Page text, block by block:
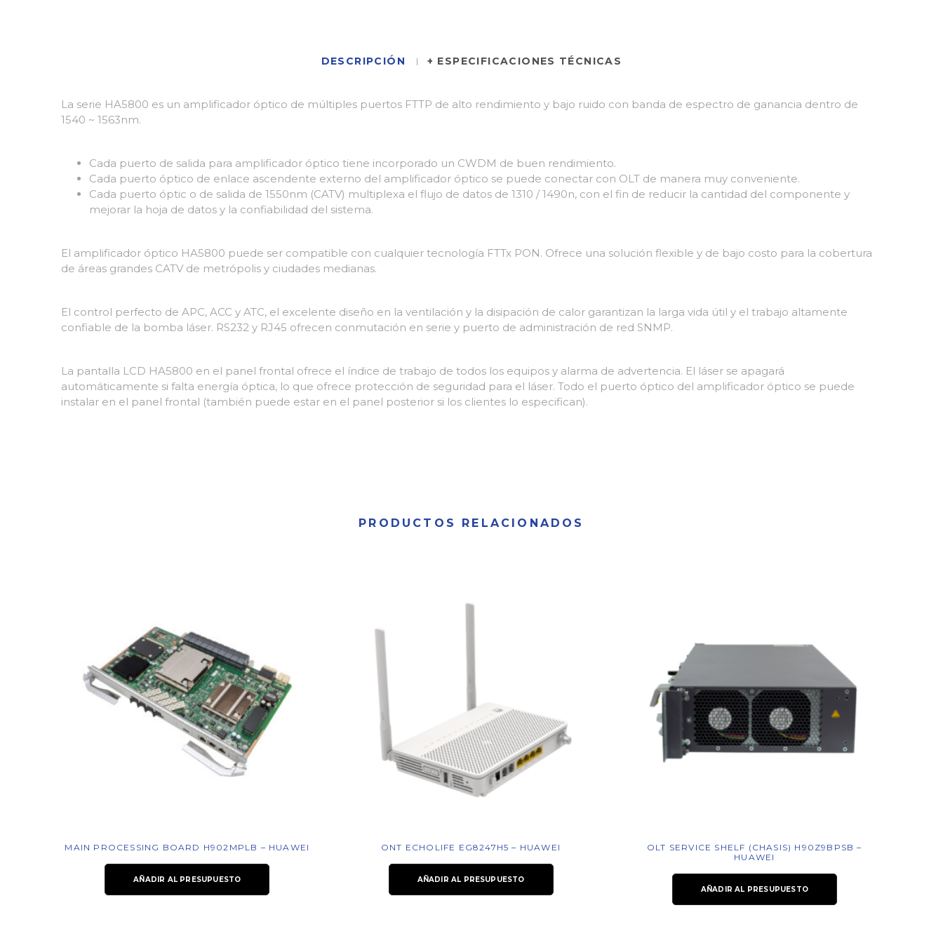
DESCRIPCIÓN + ESPECIFICACIONES TÉCNICAS
La serie HA5800 es un amplificador óptico de múltiples puertos FTTP de alto rendimiento y bajo ruido con banda de espectro de ganancia dentro de
1540 ~ 1563nm.
Cada puerto de salida para amplificador óptico tiene incorporado un CWDM de buen rendimiento.
Cada puerto óptico de enlace ascendente externo del amplificador óptico se puede conectar con OLT de manera muy conveniente.
Cada puerto óptic o de salida de 1550nm (CATV) multiplexa el flujo de datos de 1310 / 1490n, con el fin de reducir la cantidad del componente y
mejorar la hoja de datos y la confiabilidad del sistema.
El amplificador óptico HA5800 puede ser compatible con cualquier tecnología FTTx PON. Ofrece una solución flexible y de bajo costo para la cobertura
de áreas grandes CATV de metrópolis y ciudades medianas.
El control perfecto de APC, ACC y ATC, el excelente diseño en la ventilación y la disipación de calor garantizan la larga vida útil y el trabajo altamente
confiable de la bomba láser. RS232 y RJ45 ofrecen conmutación en serie y puerto de administración de red SNMP.
La pantalla LCD HA5800 en el panel frontal ofrece el índice de trabajo de todos los equipos y alarma de advertencia. El láser se apagará
automáticamente si falta energía óptica, lo que ofrece protección de seguridad para el láser. Todo el puerto óptico del amplificador óptico se puede
instalar en el panel frontal (también puede estar en el panel posterior si los clientes lo especifican).
PRODUCTOS RELACIONADOS
MAIN PROCESSING BOARD H902MPLB – HUAWEI
AÑADIR AL PRESUPUESTO
ONT ECHOLIFE EG8247H5 – HUAWEI
AÑADIR AL PRESUPUESTO
OLT SERVICE SHELF (CHASIS) H90Z9BPSB –
HUAWEI
AÑADIR AL PRESUPUESTO